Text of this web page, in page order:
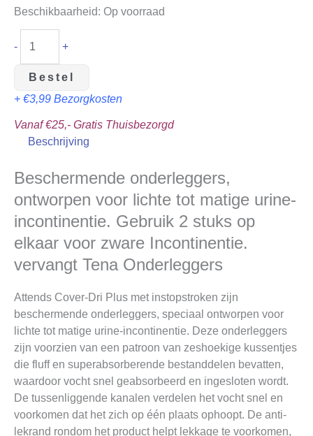
Beschikbaarheid: Op voorraad
- +
Bestel
+ €3,99 Bezorgkosten
Vanaf €25,- Gratis Thuisbezorgd
Beschrijving
Beschermende onderleggers,
ontworpen voor lichte tot matige urine-
incontinentie. Gebruik 2 stuks op
elkaar voor zware Incontinentie.
vervangt Tena Onderleggers
Attends Cover-Dri Plus met instopstroken zijn
beschermende onderleggers, speciaal ontworpen voor
lichte tot matige urine-incontinentie. Deze onderleggers
zijn voorzien van een patroon van zeshoekige kussentjes
die fluff en superabsorberende bestanddelen bevatten,
waardoor vocht snel geabsorbeerd en ingesloten wordt.
De tussenliggende kanalen verdelen het vocht snel en
voorkomen dat het zich op één plaats ophoopt. De anti-
lekrand rondom het product helpt lekkage te voorkomen,